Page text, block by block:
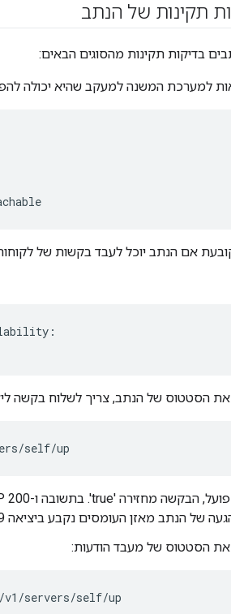
תקינות של הנתב
בדיקות תקינות מהסוגים הבאים:
למערכת המשנה למעקב שהיא יכולה
אם הנתב יוכל לעבד בקשות של
הסטטוס של הנתב, צריך לשלוח בקשה ליציאה 8081
self/up
של הנתב מאזן העומסים נקבע ביציאה 15999.
את הסטטוס של מעבד הודעות:
v1/servers/self/up